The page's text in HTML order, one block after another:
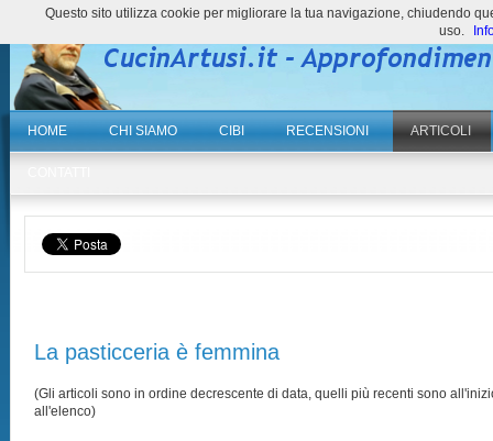
HOME CHI SIAMO CIBI RECENSIONI ARTICOLI
La pasticceria è femmina
(Gli articoli sono in ordine decrescente di data, quelli più recenti sono
all'elenco)
Questo sito utilizza cookie per migliorare la tua navigazione, chiudendo
uso.